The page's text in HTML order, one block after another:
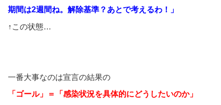
期間は2週間ね。解除基準？あとで考えるわ！」
↑この状態…
一番大事なのは宣言の結果の
「ゴール」＝「感染状況を具体的にどうしたいのか」